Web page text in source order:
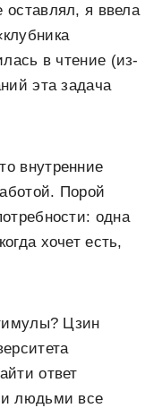
оставлял, я ввела
в чтение (из-
эта задача
внутренние
Порой
одна
хочет есть,
Цзин
ответ
людьми все